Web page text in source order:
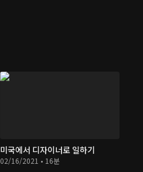
미국에서 디자이너로 일하기
02/16/2021 • 16분